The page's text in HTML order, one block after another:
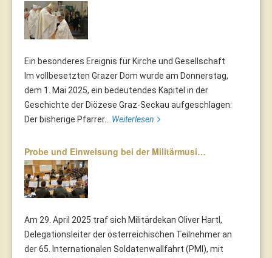
Ein besonderes Ereignis für Kirche und Gesellschaft
Im vollbesetzten Grazer Dom wurde am Donnerstag,
dem 1. Mai 2025, ein bedeutendes Kapitel in der
Geschichte der Diözese Graz-Seckau aufgeschlagen:
Der bisherige Pfarrer... Weiterlesen
Probe und Einweisung bei der Militärmusi…
Am 29. April 2025 traf sich Militärdekan Oliver Hartl,
Delegationsleiter der österreichischen Teilnehmer an
der 65. Internationalen Soldatenwallfahrt (PMI), mit